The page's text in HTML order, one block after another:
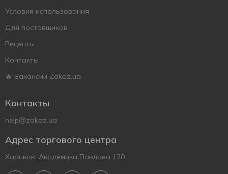
Условия использования
Для поставщиков
Рецепты
Контакты
🔥 Вакансии Zakaz.ua
Контакты
help@zakaz.ua
Адрес торгового центра
Харьков, Академика Павлова 120